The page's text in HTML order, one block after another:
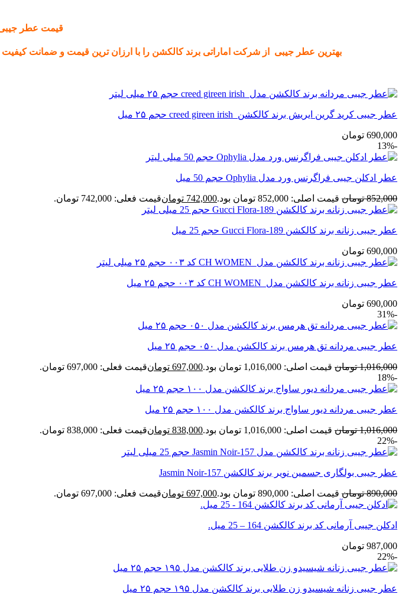
قیمت عطر
بهترین عطر جیبی از شرکت اماراتی برند کالکشن را با ارزان ترین قیمت و ضمانت کیفیت با بسته
عطر جیبی کرید گرین ایریش برند کالکشن creed gireen irish حجم ۲۵ میل
690,000 تومان
-13%
عطر ادکلن جیبی فراگرنس ورد مدل Ophylia حجم 50 میل
852,000 تومان قیمت اصلی: 852,000 تومان بود. 742,000 تومانقیمت فعلی: 742,000 تومان.
عطر جیبی زنانه برند کالکشن Gucci Flora-189 حجم 25 میل
690,000 تومان
عطر جیبی زنانه برند کالکشن مدل CH WOMEN کد ۰۰۳ حجم ۲۵ میل
690,000 تومان
-31%
عطر جیبی مردانه تق هرمس برند کالکشن مدل ۰۵۰ حجم ۲۵ میل
1,016,000 تومان قیمت اصلی: 1,016,000 تومان بود. 697,000 تومانقیمت فعلی: 697,000 تومان.
-18%
عطر جیبی مردانه دیور ساواج برند کالکشن مدل ۱۰۰ حجم ۲۵ میل
1,016,000 تومان قیمت اصلی: 1,016,000 تومان بود. 838,000 تومانقیمت فعلی: 838,000 تومان.
-22%
عطر جیبی بولگاری جسمین نویر برند کالکشن Jasmin Noir-157
890,000 تومان قیمت اصلی: 890,000 تومان بود. 697,000 تومانقیمت فعلی: 697,000 تومان.
ادکلن جیبی آرمانی کد برند کالکشن ‌164 – 25 میل.
987,000 تومان
-22%
عطر جیبی زنانه شیسیدو زن طلایی برند کالکشن مدل ۱۹۵ حجم ۲۵ میل